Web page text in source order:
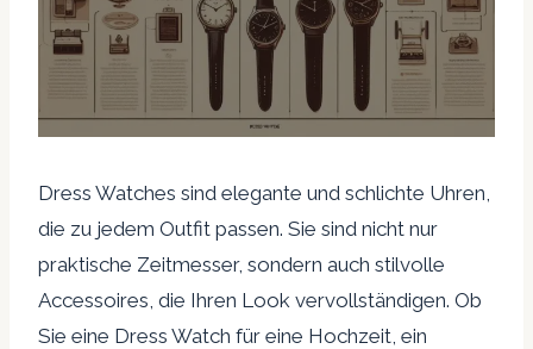
Dress Watches sind elegante und schlichte Uhren,
die zu jedem Outfit passen. Sie sind nicht nur
praktische Zeitmesser, sondern auch stilvolle
Accessoires, die Ihren Look vervollständigen. Ob
Sie eine Dress Watch für eine Hochzeit, ein